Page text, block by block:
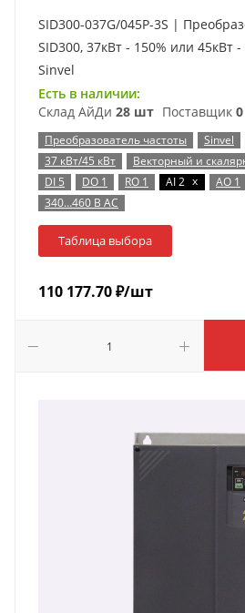
SID300-037G/045P-3S |
SID300, 37кВт - 150% или 45кВт
Sinvel
Есть в наличии:
Склад АйДи 28 шт Поставщик
Преобразователь частоты Sinvel
37 кВт/45 кВт
Векторный и
DI 5
DO 1 RO 1 AI 2 x AO 1
340…460 В AC
Таблица выбора
110 177.70₽/шт